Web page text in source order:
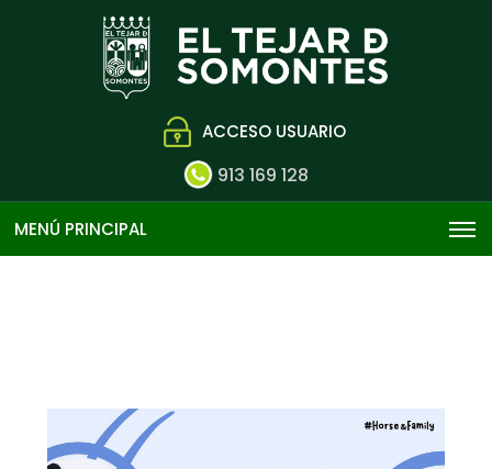
ACCESO USUARIO
913 169 128
MENÚ PRINCIPAL